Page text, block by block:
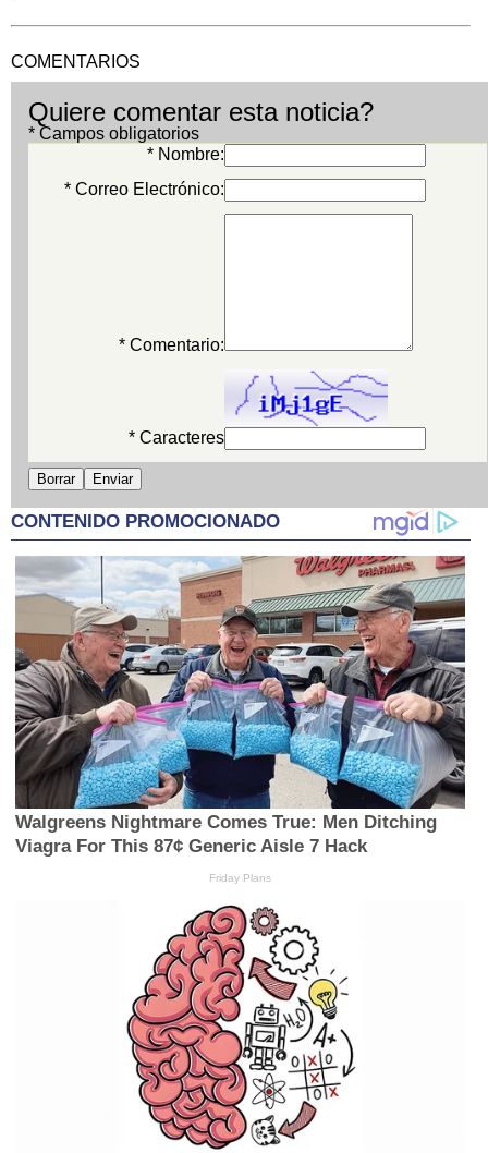
COMENTARIOS
Quiere comentar esta noticia?
* Campos obligatorios
* Nombre:
* Correo Electrónico:
* Comentario:
* Caracteres